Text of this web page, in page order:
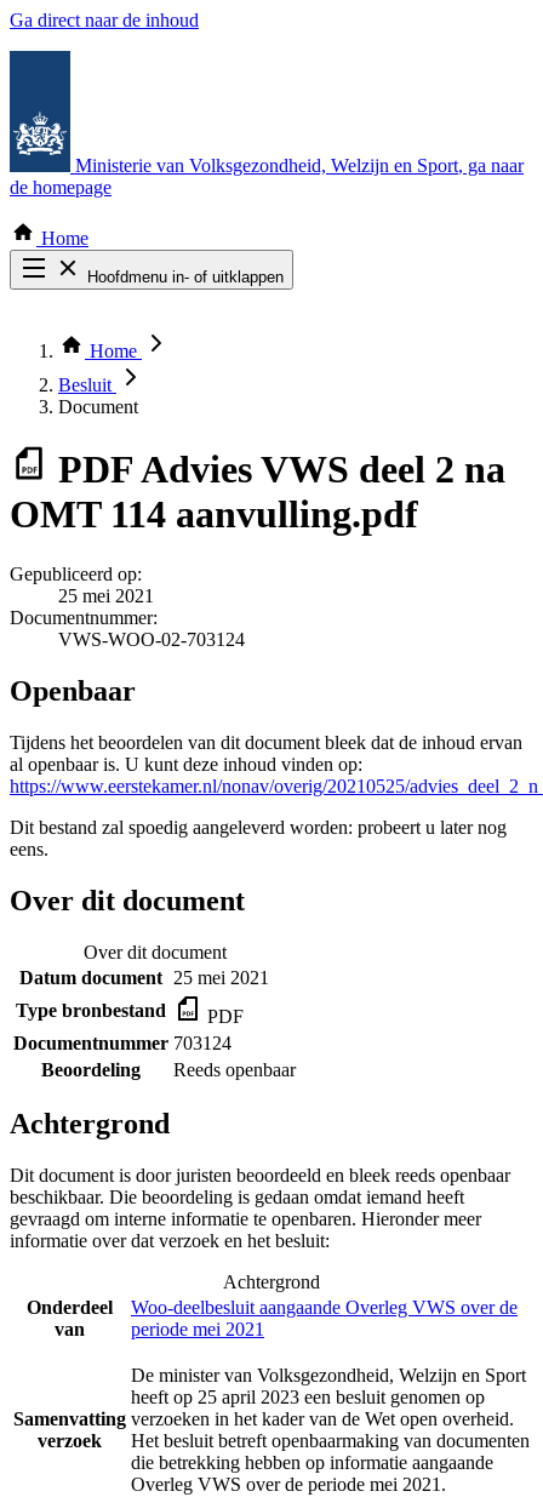
Ga direct naar de inhoud
Ministerie van Volksgezondheid, Welzijn en Sport, ga naar
de homepage
Home
Hoofdmenu in- of uitklappen
Thema COVID-19
Bekijk per bestuursorgaan
Home
Besluit
Document
PDFAdvies VWS deel 2 na
OMT 114 aanvulling.pdf
Gepubliceerd op:
25 mei 2021
Documentnummer:
VWS-WOO-02-703124
Openbaar
Tijdens het beoordelen van dit document bleek dat de inhoud ervan
al openbaar is. U kunt deze inhoud vinden op:
https://www.eerstekamer.nl/nonav/overig/20210525/
Dit bestand zal spoedig aangeleverd worden: probeert u later nog
eens.
Over dit document
Over dit document
Datum document 25 mei 2021
Type bronbestand
PDF
Documentnummer 703124
Beoordeling
Reeds openbaar
Achtergrond
Dit document is door juristen beoordeeld en bleek reeds openbaar
beschikbaar. Die beoordeling is gedaan omdat iemand heeft
gevraagd om interne informatie te openbaren. Hieronder meer
informatie over dat verzoek en het besluit:
Achtergrond
Onderdeel
van
Woo-deelbesluit aangaande Overleg VWS over de
periode mei 2021
Samenvatting
verzoek
De minister van Volksgezondheid, Welzijn en Sport
heeft op 25 april 2023 een besluit genomen op
verzoeken in het kader van de Wet open overheid.
Het besluit betreft openbaarmaking van documenten
die betrekking hebben op informatie aangaande
Overleg VWS over de periode mei 2021.